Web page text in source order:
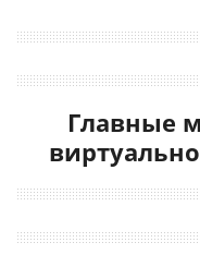
Главные